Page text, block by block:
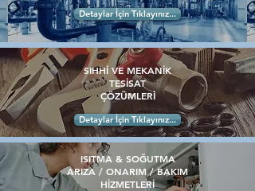
Detaylar İçin Tıklayınız...
SIHHİ VE MEKANİK
TESİSAT
ÇÖZÜMLERİ
Detaylar İçin Tıklayınız...
ISITMA & SOĞUTMA
ARIZA / ONARIM / BAKIM
HİZMETLERİ